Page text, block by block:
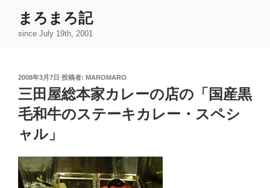
まろまろ記
since July 19th, 2001
投
稿
日:
2008年3月7日 投稿者: MAROMARO
三田屋総本家カレーの店の「国産黒
毛和牛のステーキカレー・スペシ
ャル」